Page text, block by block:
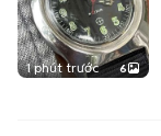
1 phút trước 6